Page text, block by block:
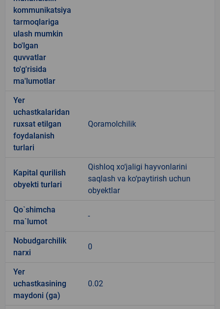
kommunikatsiya
tarmoqlariga
ulash mumkin
bo'lgan
quvvatlar
to'g'risida
ma'lumotlar
Yer
uchastkalaridan
ruxsat etilgan
foydalanish
turlari
Qoramolchilik
Kapital qurilish
obyekti turlari
Qishloq xo‘jaligi hayvonlarini
saqlash va ko‘paytirish uchun
obyektlar
Qo`shimcha
ma`lumot
-
Nobudgarchilik
narxi
0
Yer
uchastkasining
maydoni (ga)
0.02